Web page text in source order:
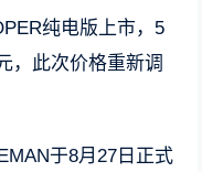
纯电版上市，5
，此次价格重新调
于8月27日正式